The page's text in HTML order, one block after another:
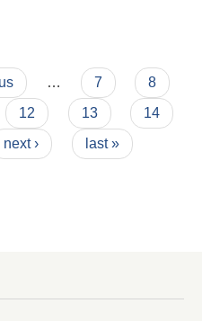
… 7
8
12 13
14
next › last »